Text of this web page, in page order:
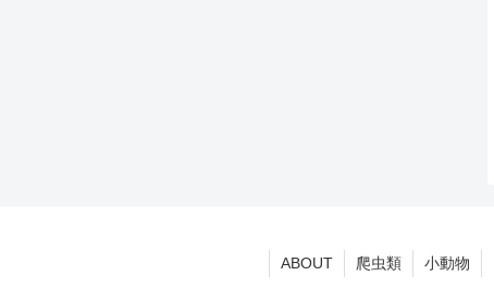
ABOUT 爬虫類 小動物